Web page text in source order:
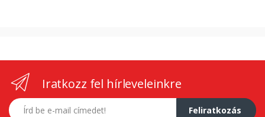
Iratkozz fel hírleveleinkre
E-mail címed
Feliratkozás